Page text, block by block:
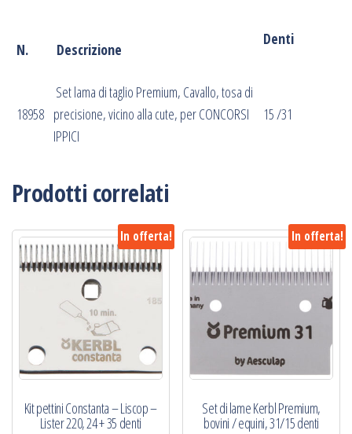
‎N. ‎ ‎ Descrizione ‎
‎Denti
18958
‎ ‎Set lama di taglio Premium, Cavallo, tosa di
precisione, vicino alla cute, per CONCORSI
IPPICI
15 /31
Prodotti correlati
In offerta!
Kit pettini Constanta – Liscop –
Lister 220, 24 + 35 denti
In offerta!
Set di lame Kerbl Premium,
bovini / equini, 31/15 denti